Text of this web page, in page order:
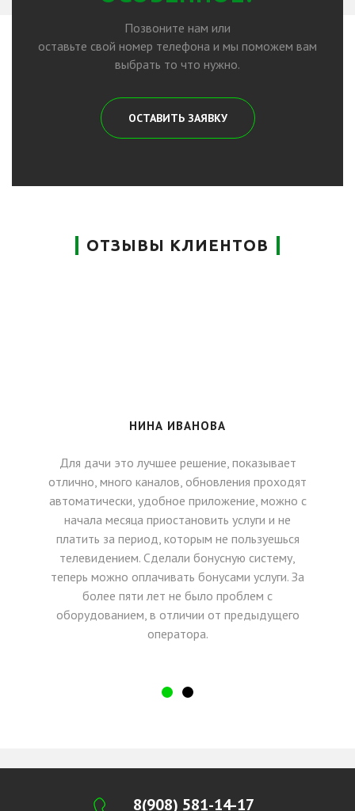
Позвоните нам или
оставьте свой номер телефона и мы поможем вам
выбрать то что нужно.
ОСТАВИТЬ ЗАЯВКУ
ОТЗЫВЫ КЛИЕНТОВ
НИНА ИВАНОВА
Для дачи это лучшее решение, показывает
отлично, много каналов, обновления проходят
автоматически, удобное приложение, можно с
начала месяца приостановить услуги и не
платить за период, которым не пользуешься
телевидением. Сделали бонусную систему,
теперь можно оплачивать бонусами услуги. За
более пяти лет не было проблем с
оборудованием, в отличии от предыдущего
оператора.
8(908) 581-14-17